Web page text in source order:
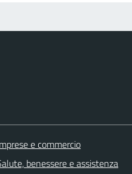
e commercio
benessere e assistenza